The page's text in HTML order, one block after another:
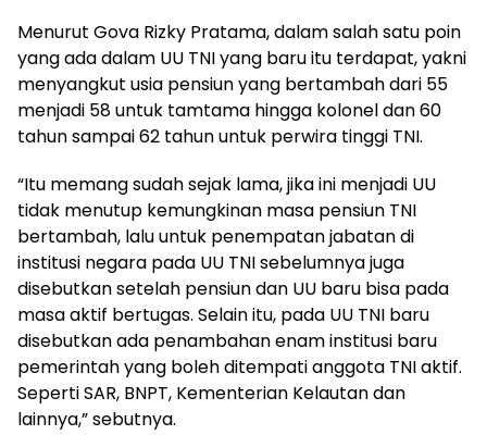
“Itu memang sudah sejak lama, jika ini menjadi UU
tidak menutup kemungkinan masa pensiun TNI
bertambah, lalu untuk penempatan jabatan di
institusi negara pada UU TNI sebelumnya juga
disebutkan setelah pensiun dan UU baru bisa pada
disebutkan ada penambahan enam institusi baru
pemerintah yang boleh ditempati anggota TNI aktif.
Seperti SAR, BNPT, Kementerian Kelautan dan
lainnya,” sebutnya.